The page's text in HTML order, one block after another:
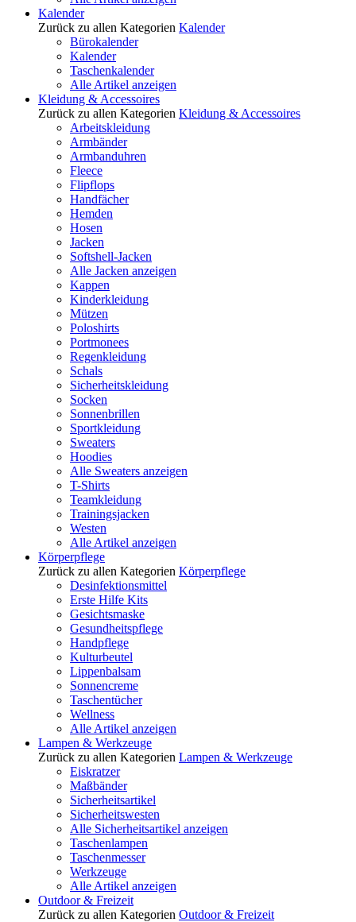
Kalender
Zurück zu allen Kategorien Kalender
Bürokalender
Kalender
Taschenkalender
Alle Artikel anzeigen
Kleidung & Accessoires
Zurück zu allen Kategorien Kleidung & Accessoires
Arbeitskleidung
Armbänder
Armbanduhren
Fleece
Flipflops
Handfächer
Hemden
Hosen
Jacken
Softshell-Jacken
Alle Jacken anzeigen
Kappen
Kinderkleidung
Mützen
Poloshirts
Portmonees
Regenkleidung
Schals
Sicherheitskleidung
Socken
Sonnenbrillen
Sportkleidung
Sweaters
Hoodies
Alle Sweaters anzeigen
T-Shirts
Teamkleidung
Trainingsjacken
Westen
Alle Artikel anzeigen
Körperpflege
Zurück zu allen Kategorien Körperpflege
Desinfektionsmittel
Erste Hilfe Kits
Gesichtsmaske
Gesundheitspflege
Handpflege
Kulturbeutel
Lippenbalsam
Sonnencreme
Taschentücher
Wellness
Alle Artikel anzeigen
Lampen & Werkzeuge
Zurück zu allen Kategorien Lampen & Werkzeuge
Eiskratzer
Maßbänder
Sicherheitsartikel
Sicherheitswesten
Alle Sicherheitsartikel anzeigen
Taschenlampen
Taschenmesser
Werkzeuge
Alle Artikel anzeigen
Outdoor & Freizeit
Zurück zu allen Kategorien Outdoor & Freizeit